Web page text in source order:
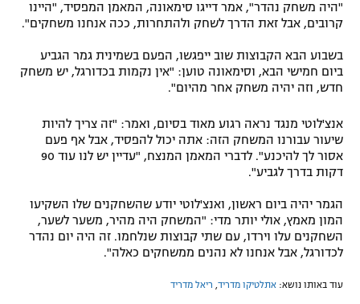
"היה משחק נהדר", אמר דייגו סימאונה, המאמן המפסיד, "היינו
קרובים, אבל זאת הדרך לשחק ולהתחרות, ככה אנחנו משחקים".
בשבוע הבא הקבוצות שוב ייפגשו, הפעם בשמינית גמר הגביע
ביום חמישי הבא, וסימאונה טוען: "אין נקמות בכדורגל, יש משחק
חדש, וזה יהיה משחק אחר מהיום".
אנצ'לוטי מנגד נראה רגוע מאוד בסיום, ואמר: "זה צריך להיות
שיעור עבורנו המשחק הזה: אתה יכול להפסיד, אבל אף פעם
אסור לך להיכנע". לדברי המאמן המנצח, "עדיין יש לנו עוד 90
דקות בדרך לגביע".
הגמר יהיה ביום ראשון, ואנצ'לוטי יודע שהשחקנים שלו השקיעו
המון מאמץ, אולי יותר מדי: "המשחק היה מהיר, משער לשער,
השחקנים עלו וירדו, עם שתי קבוצות שנלחמו. זה היה יום נהדר
לכדורגל, אבל אנחנו לא נהנים ממשחקים כאלה".
עוד באותו נושא: אתלטיקו מדריד ריאל מדריד